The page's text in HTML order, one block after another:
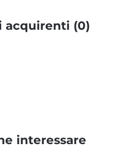
acquirenti (0)
interessare